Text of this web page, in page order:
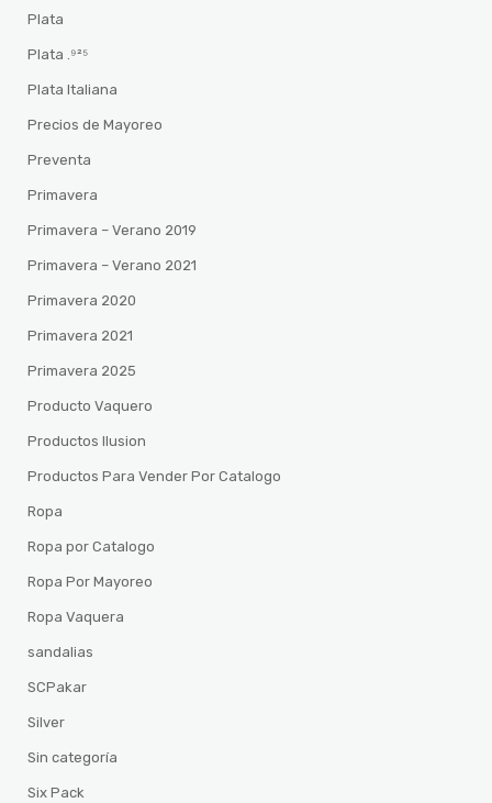
Plata
Plata .⁹²⁵
Plata Italiana
Precios de Mayoreo
Preventa
Primavera
Primavera – Verano 2019
Primavera – Verano 2021
Primavera 2020
Primavera 2021
Primavera 2025
Producto Vaquero
Productos Ilusion
Productos Para Vender Por Catalogo
Ropa
Ropa por Catalogo
Ropa Por Mayoreo
Ropa Vaquera
sandalias
SCPakar
Silver
Sin categoría
Six Pack